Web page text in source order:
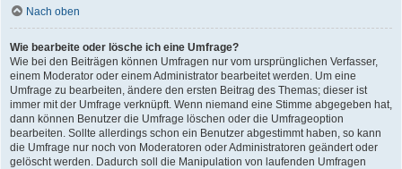
Nach oben
Wie bearbeite oder lösche ich eine Umfrage?
Wie bei den Beiträgen können Umfragen nur vom ursprünglichen Verfasser,
einem Moderator oder einem Administrator bearbeitet werden. Um eine
Umfrage zu bearbeiten, ändere den ersten Beitrag des Themas; dieser ist
immer mit der Umfrage verknüpft. Wenn niemand eine Stimme abgegeben hat,
dann können Benutzer die Umfrage löschen oder die Umfrageoption
bearbeiten. Sollte allerdings schon ein Benutzer abgestimmt haben, so kann
die Umfrage nur noch von Moderatoren oder Administratoren geändert oder
gelöscht werden. Dadurch soll die Manipulation von laufenden Umfragen